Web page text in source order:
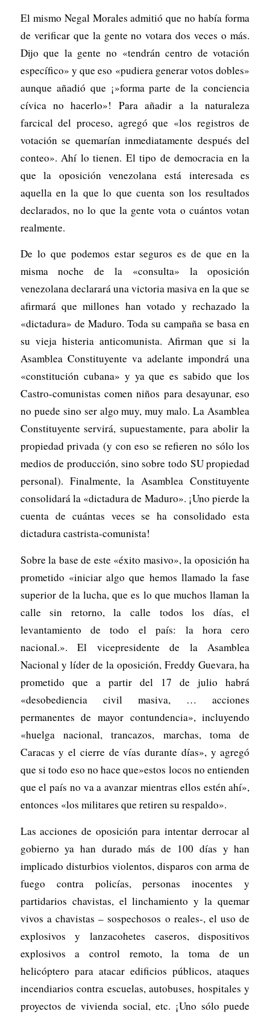
El mismo Negal Morales admitió que no había forma
de verificar que la gente no votara dos veces o más.
Dijo que la gente no «tendrán centro de votación
específico» y que eso «pudiera generar votos dobles»
aunque añadió que ¡»forma parte de la conciencia
cívica no hacerlo»! Para añadir a la naturaleza
farcical del proceso, agregó que «los registros de
votación se quemarían inmediatamente después del
conteo». Ahí lo tienen. El tipo de democracia en la
que la oposición venezolana está interesada es
aquella en la que lo que cuenta son los resultados
declarados, no lo que la gente vota o cuántos votan
realmente.
De lo que podemos estar seguros es de que en la
misma noche de la «consulta» la oposición
venezolana declarará una victoria masiva en la que se
afirmará que millones han votado y rechazado la
«dictadura» de Maduro. Toda su campaña se basa en
su vieja histeria anticomunista. Afirman que si la
Asamblea Constituyente va adelante impondrá una
«constitución cubana» y ya que es sabido que los
Castro-comunistas comen niños para desayunar, eso
no puede sino ser algo muy, muy malo. La Asamblea
Constituyente servirá, supuestamente, para abolir la
propiedad privada (y con eso se refieren no sólo los
medios de producción, sino sobre todo SU propiedad
personal). Finalmente, la Asamblea Constituyente
consolidará la «dictadura de Maduro». ¡Uno pierde la
cuenta de cuántas veces se ha consolidado esta
dictadura castrista-comunista!
Sobre la base de este «éxito masivo», la oposición ha
prometido «iniciar algo que hemos llamado la fase
superior de la lucha, que es lo que muchos llaman la
calle sin retorno, la calle todos los días, el
levantamiento de todo el país: la hora cero
nacional.». El vicepresidente de la Asamblea
Nacional y líder de la oposición, Freddy Guevara, ha
prometido que a partir del 17 de julio habrá
«desobediencia civil masiva, … acciones
permanentes de mayor contundencia», incluyendo
«huelga nacional, trancazos, marchas, toma de
Caracas y el cierre de vías durante días», y agregó
que si todo eso no hace que»estos locos no entienden
que el país no va a avanzar mientras ellos estén ahí»,
entonces «los militares que retiren su respaldo».
Las acciones de oposición para intentar derrocar al
gobierno ya han durado más de 100 días y han
implicado disturbios violentos, disparos con arma de
fuego contra policías, personas inocentes y
partidarios chavistas, el linchamiento y la quemar
vivos a chavistas – sospechosos o reales-, el uso de
explosivos y lanzacohetes caseros, dispositivos
explosivos a control remoto, la toma de un
helicóptero para atacar edificios públicos, ataques
incendiarios contra escuelas, autobuses, hospitales y
proyectos de vivienda social, etc. ¡Uno sólo puede